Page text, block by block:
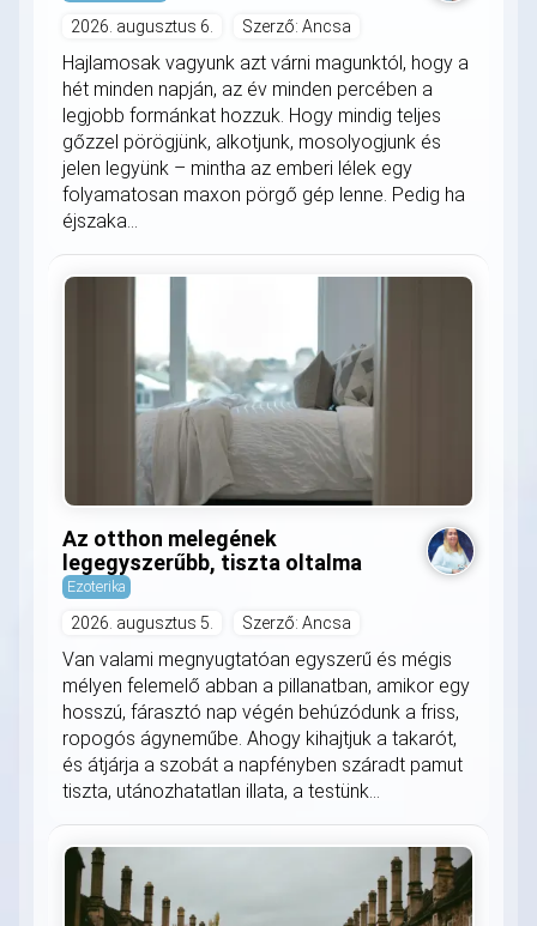
2026. augusztus 6. Szerző: Ancsa
Hajlamosak vagyunk azt várni magunktól, hogy a
hét minden napján, az év minden percében a
legjobb formánkat hozzuk. Hogy mindig teljes
gőzzel pörögjünk, alkotjunk, mosolyogjunk és
jelen legyünk – mintha az emberi lélek egy
folyamatosan maxon pörgő gép lenne. Pedig ha
éjszaka...
Az otthon melegének
legegyszerűbb, tiszta oltalma
Ezoterika
2026. augusztus 5. Szerző: Ancsa
Van valami megnyugtatóan egyszerű és mégis
mélyen felemelő abban a pillanatban, amikor egy
hosszú, fárasztó nap végén behúzódunk a friss,
ropogós ágyneműbe. Ahogy kihajtjuk a takarót,
és átjárja a szobát a napfényben száradt pamut
tiszta, utánozhatatlan illata, a testünk...